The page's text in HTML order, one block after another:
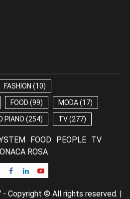
FASHION (10)
FOOD (99) MODA(17)
PIANO (254) TV(277)
FOOD PEOPLE
TV
ROSA
Facebook
LinkedinYoutube
- Copyright © All rights reserved. |